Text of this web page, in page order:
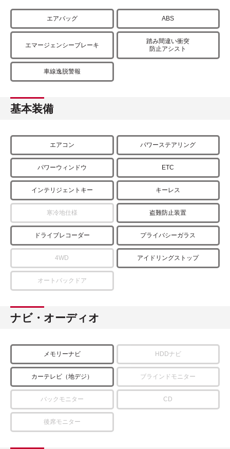
エアバッグ ABS
エマージェンシーブレーキ
踏み間違い衝突
防止アシスト
車線逸脱警報
基本装備
エアコン パワーステアリング
パワーウィンドウ ETC
インテリジェントキー キーレス
寒冷地仕様 盗難防止装置
ドライブレコーダー プライバシーガラス
4WD アイドリングストップ
オートバックドア
ナビ・オーディオ
メモリーナビ HDDナビ
カーテレビ（地デジ） ブラインドモニター
バックモニター CD
後席モニター